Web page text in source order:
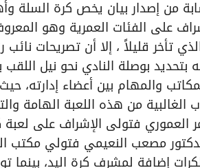
من إصدار بيان يخص كرة السلة
على الفئات العمرية وهو
تأخر قليلاً ، إلا أن تصريحات
بتحديد بوصلة النادي نحو نيل
والمهام بين أعضاء
من هذه اللعبة الهامة
العموري فتولى الإشراف على لعبة
الدكتور مصعب النعيمي فتولي مكتب
إضافة لمشرف كرة اليد، بينما